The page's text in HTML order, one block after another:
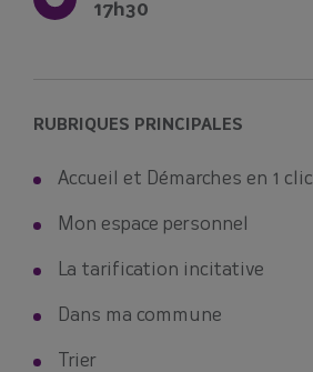
17h30
RUBRIQUES PRINCIPALES
Accueil et Démarches en 1 clic
Mon espace personnel
La tarification incitative
Dans ma commune
Trier